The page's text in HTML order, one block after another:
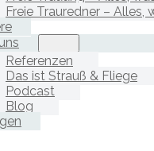
Freie Trauredner – Alles,
Referenzen
Das ist Strauß & Fliege
Podcast
Blog